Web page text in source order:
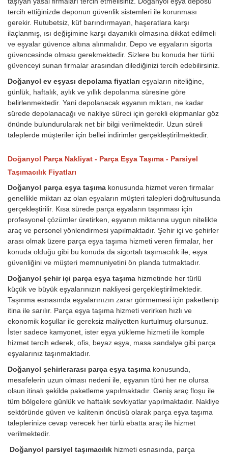
tercih ettiğinizde deponun güvenlik sistemleri ile korunması
gerekir. Rutubetsiz, küf barındırmayan, haşeratlara karşı
ilaçlanmış, ısı değişimine karşı dayanıklı olmasına dikkat edilmeli
ve eşyalar güvence altına alınmalıdır. Depo ve eşyaların sigorta
güvencesinde olması gerekmektedir. Sizlere bu konuda her türlü
güvenceyi sunan firmalar arasından dilediğinizi tercih edebilirsiniz.
Doğanyol ev eşyası depolama fiyatları eşyaların niteliğine,
günlük, haftalık, aylık ve yıllık depolanma süresine göre
belirlenmektedir. Yani depolanacak eşyanın miktarı, ne kadar
sürede depolanacağı ve nakliye süreci için gerekli ekipmanlar göz
önünde bulundurularak net bir bilgi verilmektedir. Uzun süreli
taleplerde müşteriler için bellei indirimler gerçekleştirilmektedir.
Doğanyol Parça Nakliyat - Parça Eşya Taşıma - Parsiyel
Taşımacılık Fiyatları
Doğanyol parça eşya taşıma konusunda hizmet veren firmalar
genellikle miktarı az olan eşyaların müşteri talepleri doğrultusunda
gerçekleştirilir. Kısa sürede parça eşyaların taşınması için
profesyonel çözümler üretirken, eşyanın miktarına uygun nitelikte
araç ve personel yönlendirmesi yapılmaktadır. Şehir içi ve şehirler
arası olmak üzere parça eşya taşıma hizmeti veren firmalar, her
konuda olduğu gibi bu konuda da sigortalı taşımacılık ile, eşya
güvenliğini ve müşteri memnuniyetini ön planda tutmaktadır.
Doğanyol şehir içi parça eşya taşıma hizmetinde her türlü
küçük ve büyük eşyalarınızın nakliyesi gerçekleştirilmektedir.
Taşınma esnasında eşyalarınızın zarar görmemesi için paketlenip
itina ile sarılır. Parça eşya taşıma hizmeti verirken hızlı ve
ekonomik koşullar ile gereksiz maliyetten kurtulmuş olursunuz.
İster sadece kamyonet, ister eşya yükleme hizmeti ile komple
hizmet tercih ederek, ofis, beyaz eşya, masa sandalye gibi parça
eşyalarınız taşınmaktadır.
Doğanyol şehirlerarası parça eşya taşıma konusunda,
mesafelerin uzun olması nedeni ile, eşyanın türü her ne olursa
olsun itinalı şekilde paketleme yapılmaktadır. Geniş araç floşu ile
tüm bölgelere günlük ve haftalık sevkiyatlar yapılmaktadır. Nakliye
sektöründe güven ve kalitenin öncüsü olarak parça eşya taşıma
taleplerinize cevap verecek her türlü ebatta araç ile hizmet
verilmektedir.
Doğanyol parsiyel taşımacılık hizmeti esnasında, parça